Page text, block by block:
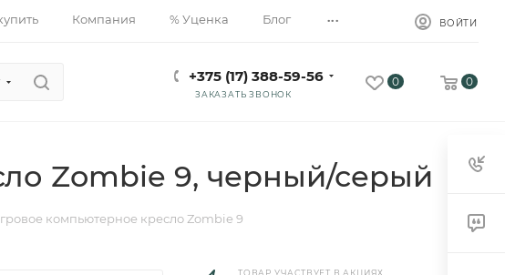
Компания % Уценка Блог ... ВОЙТИ
+375 (17) 388-59-56
ЗАКАЗАТЬ ЗВОНОК
0 0
Zombie 9, черный/серый
компьютерное кресло Zombie 9
ТОВАР УЧАСТВУЕТ В АКЦИЯХ